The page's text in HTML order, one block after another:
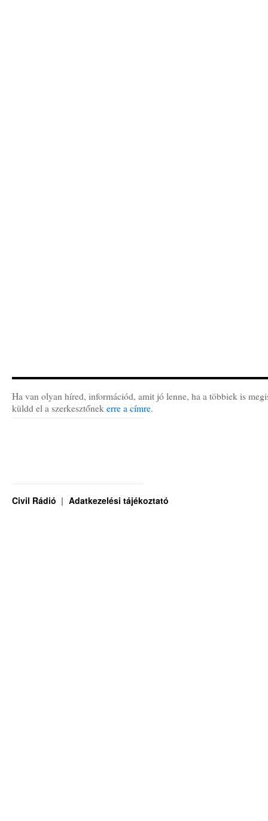
Ha van olyan híred, információd, amit jó lenne, ha a többiek is
küldd el a szerkesztőnek erre a címre.
Civil Rádió Adatkezelési tájékoztató